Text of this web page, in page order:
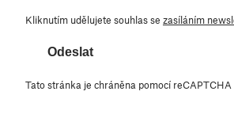
Kliknutím udělujete souhlas se zasíláním
Odeslat
Tato stránka je chráněna pomocí